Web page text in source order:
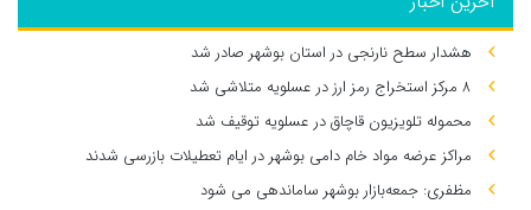
هشدار سطح نارنجی در استان بوشهر صادر شد
۸ مرکز استخراج رمز ارز در عسلویه متلاشی شد
محموله تلویزیون قاچاق در عسلویه توقیف شد
مراکز عرضه مواد خام دامی بوشهر در ایام تعطیلات بازرسی شدند
مظفری: جمعه‌بازار بوشهر ساماندهی می‌ شود